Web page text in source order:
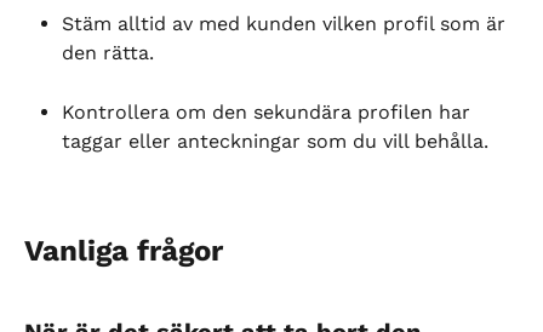
Stäm alltid av med kunden vilken profil som är
den rätta.
Kontrollera om den sekundära profilen har
taggar eller anteckningar som du vill behålla.
Vanliga frågor